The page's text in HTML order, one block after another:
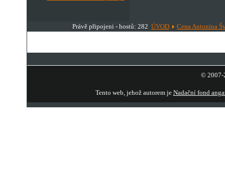
Právě připojeni - hostů: 282 ÚVOD Cena Antonína
© 2007-
Tento web, jehož autorem je Nadační fond